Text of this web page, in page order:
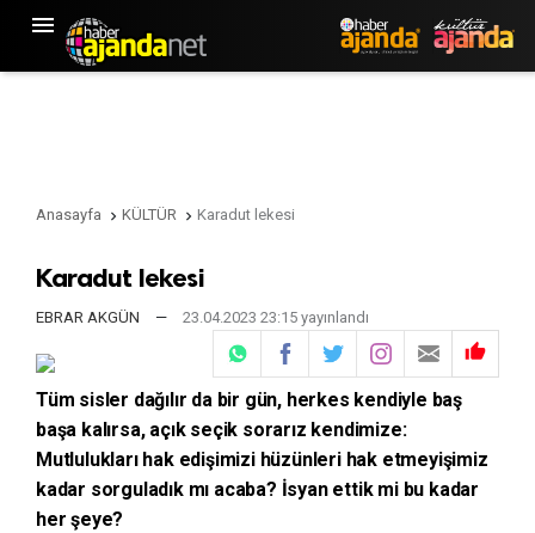

Anasayfa  KÜLTÜR  Karadut lekesi
Karadut lekesi
EBRAR AKGÜN — 23.04.2023 23:15 yayınlandı

Tüm sisler dağılır da bir gün, herkes kendiyle baş
başa kalırsa, açık seçik sorarız kendimize:
Mutlulukları hak edişimizi hüzünleri hak etmeyişimiz
kadar sorguladık mı acaba? İsyan ettik mi bu kadar
her şeye?